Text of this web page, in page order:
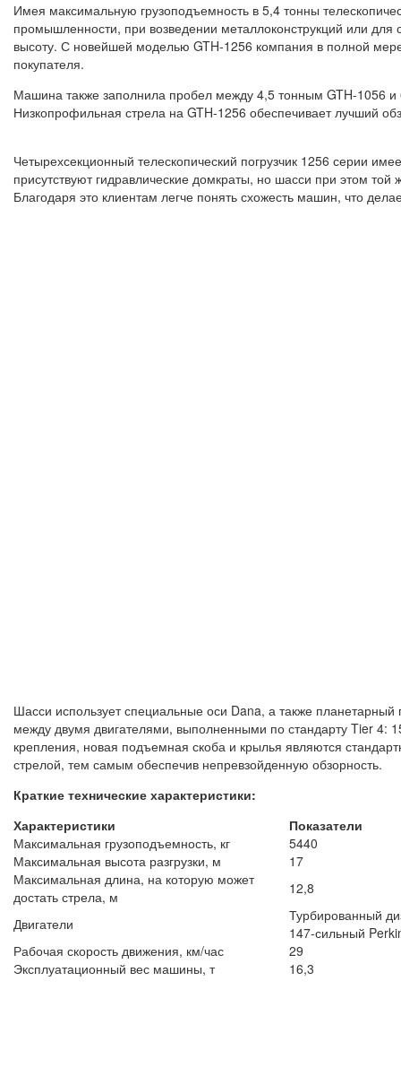
Имея максимальную грузоподъемность в 5,4 тонны
промышленности, при возведении металлоконструкций или
высоту. С новейшей моделью GTH-1256 компания в полной мере
покупателя.
Машина также заполнила пробел между 4,5 тонным GTH-1056
Низкопрофильная стрела на GTH-1256 обеспечивает лучший
Четырехсекционный телескопический погрузчик 1256 серии
присутствуют гидравлические домкраты, но шасси при этом той
Благодаря это клиентам легче понять схожесть машин, что
Шасси использует специальные оси Dana, а также
между двумя двигателями, выполненными по стандарту Tier 4:
крепления, новая подъемная скоба и крылья являются
стрелой, тем самым обеспечив непревзойденную обзорность.
Краткие технические характеристики:
Характеристики
Показатели
Максимальная грузоподъемность, кг
5440
Максимальная высота разгрузки, м
17
Максимальная длина, на которую может
достать стрела, м
12,8
Двигатели
Турбированный
147-сильный
Рабочая скорость движения, км/час
29
Эксплуатационный вес машины, т
16,3